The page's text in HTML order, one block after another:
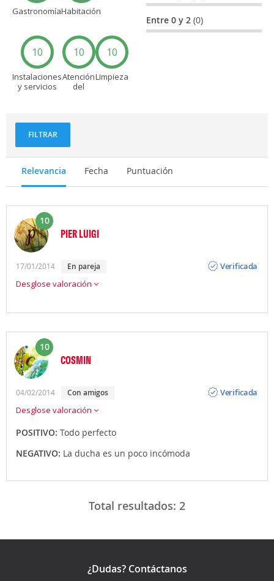
GastronomíaHabitación
10
Instalaciones
y servicios
10
Atención
del
10
Limpieza
Entre 0 y 2(0)
FILTRAR
Relevancia Fecha Puntuación
10
PIER LUIGI
17/01/2014 en pareja
Verificada
Desglose valoración
10
COSMIN
04/02/2014 con amigos
Verificada
Desglose valoración
POSITIVO: Todo perfecto
NEGATIVO: La ducha es un poco incómoda
Total resultados: 2
¿Dudas? Contáctanos